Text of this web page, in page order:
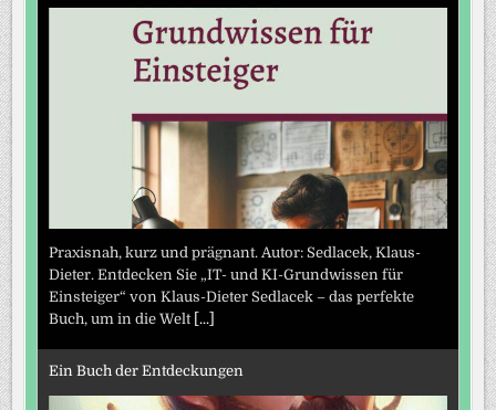
Praxisnah, kurz und prägnant. Autor: Sedlacek, Klaus-
Dieter. Entdecken Sie „IT- und KI-Grundwissen für
Einsteiger“ von Klaus-Dieter Sedlacek – das perfekte
Buch, um in die Welt [...]
Ein Buch der Entdeckungen